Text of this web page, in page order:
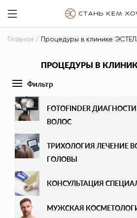
Главная / Процедуры в клинике
ПРОЦЕДУРЫ В
Фильтр
ВСЕ
АППАРАТНАЯ КОСМЕТОЛОГИЯ
ИНЪЕКЦИОННАЯ КОСМЕТОЛОГИЯ
КРАСОТА ИЗНУТРИ
ПЕРМАНЕНТНЫЙ МАКИЯЖ
FOTOFINDER
ВОЛОС
ТРИХОЛОГИЯ ЛЕЧЕНИЕ
ГОЛОВЫ
КОНСУЛЬТАЦИЯ
МУЖСКАЯ